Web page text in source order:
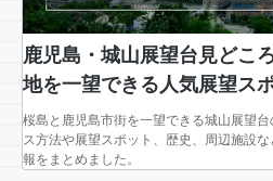
鹿児島・城山展望台見どこ
地を一望できる人気展望ス
桜島と鹿児島市街を一望できる城山展望
ス方法や展望スポット、歴史、周辺施設
報をまとめました。